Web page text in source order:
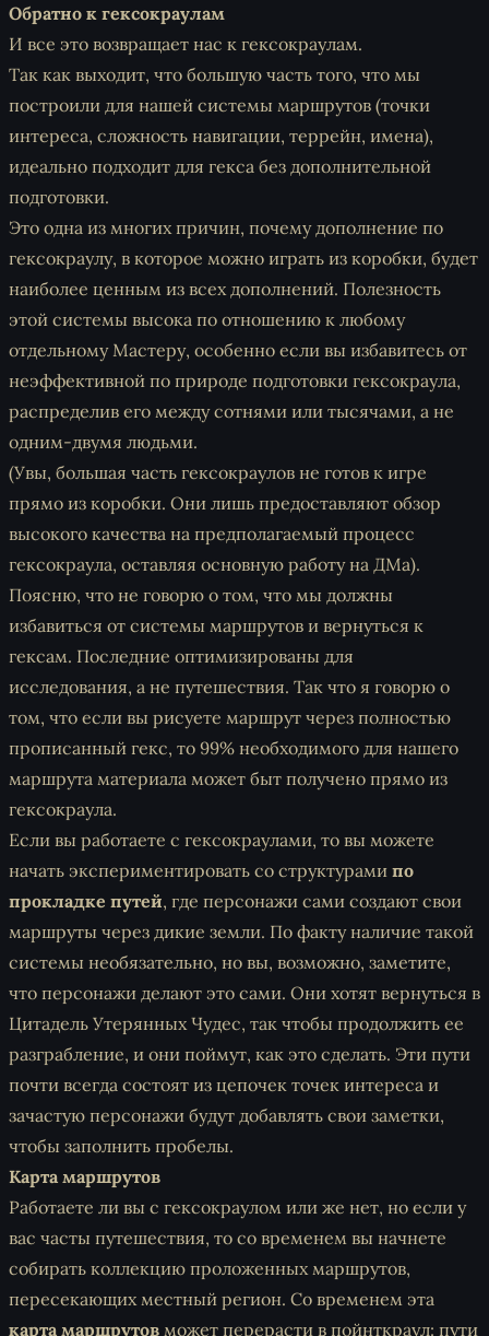
Обратно к гексокраулам
И все это возвращает нас к гексокраулам.
Так как выходит, что большую часть того, что мы
построили для нашей системы маршрутов (точки
интереса, сложность навигации, террейн, имена),
идеально подходит для гекса без дополнительной
подготовки.
Это одна из многих причин, почему дополнение по
гексокраулу, в которое можно играть из коробки, будет
наиболее ценным из всех дополнений. Полезность
этой системы высока по отношению к любому
отдельному Мастеру, особенно если вы избавитесь от
неэффективной по природе подготовки гексокраула,
распределив его между сотнями или тысячами, а не
одним-двумя людьми.
(Увы, большая часть гексокраулов не готов к игре
прямо из коробки. Они лишь предоставляют обзор
высокого качества на предполагаемый процесс
гексокраула, оставляя основную работу на ДМа).
Поясню, что не говорю о том, что мы должны
избавиться от системы маршрутов и вернуться к
гексам. Последние оптимизированы для
исследования, а не путешествия. Так что я говорю о
том, что если вы рисуете маршрут через полностью
прописанный гекс, то 99% необходимого для нашего
маршрута материала может быт получено прямо из
гексокраула.
Если вы работаете с гексокраулами, то вы можете
начать экспериментировать со структурами по
прокладке путей, где персонажи сами создают свои
маршруты через дикие земли. По факту наличие такой
системы необязательно, но вы, возможно, заметите,
что персонажи делают это сами. Они хотят вернуться в
Цитадель Утерянных Чудес, так чтобы продолжить ее
разграбление, и они поймут, как это сделать. Эти пути
почти всегда состоят из цепочек точек интереса и
зачастую персонажи будут добавлять свои заметки,
чтобы заполнить пробелы.
Карта маршрутов
Работаете ли вы с гексокраулом или же нет, но если у
вас часты путешествия, то со временем вы начнете
собирать коллекцию проложенных маршрутов,
пересекающих местный регион. Со временем эта
карта маршрутов может перерасти в пойнткраул: пути